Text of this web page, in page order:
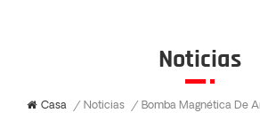
Noticias
Casa / Noticias / Bomba Magnética De